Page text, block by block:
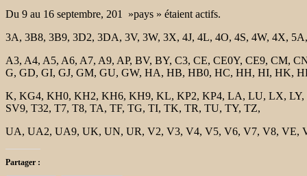
Du 9 au 16 septembre, 201 »pays » étaient actifs.
3A, 3B8, 3B9, 3D2, 3DA, 3V, 3W, 3X, 4J, 4L, 4O, 4S, 4W, 4X,
A3, A4, A5, A6, A7, A9, AP, BV, BY, C3, CE, CE0Y, CE9, CM,
G, GD, GI, GJ, GM, GU, GW, HA, HB, HB0, HC, HH, HI, HK,
K, KG4, KH0, KH2, KH6, KH9, KL, KP2, KP4, LA, LU, LX, LY,
SV9, T32, T7, T8, TA, TF, TG, TI, TK, TR, TU, TY, TZ,
UA, UA2, UA9, UK, UN, UR, V2, V3, V4, V5, V6, V7, V8, VE,
Partager :